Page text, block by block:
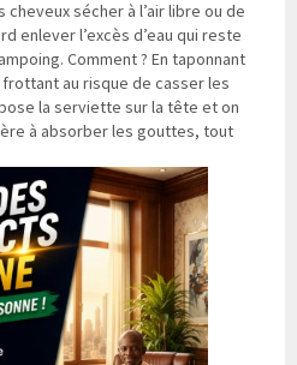
sécher à l’air libre ou de
enlever l’excès d’eau qui reste
Comment ? En taponnant
au risque de casser les
la serviette sur la tête et on
à absorber les gouttes, tout